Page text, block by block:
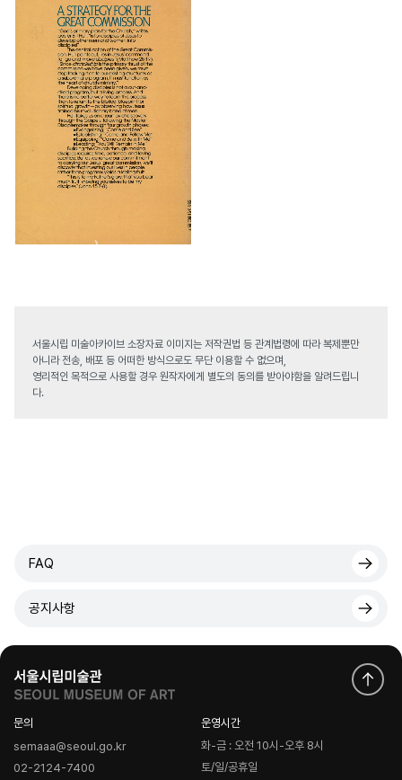
서울시립 미술아카이브 소장자료 이미지는 저작권법 등 관계법령에 따라 복제뿐만
아니라 전송, 배포 등 어떠한 방식으로도 무단 이용할 수 없으며,
영리적인 목적으로 사용할 경우 원작자에게 별도의 동의를 받아야함을 알려드립니
다.
FAQ
공지사항
문의
semaaa@seoul.go.kr
02-2124-7400
운영시간
화-금 : 오전 10시-오후 8시
토/일/공휴일